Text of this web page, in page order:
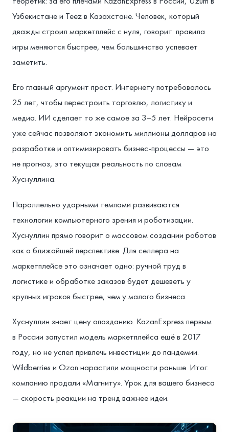
Узбекистане и Teez в Казахстане. Человек, который
дважды строил маркетплейс с нуля, говорит: правила
игры меняются быстрее, чем большинство успевает
заметить.
Его главный аргумент прост. Интернету потребовалось
25 лет, чтобы перестроить торговлю, логистику и
медиа. ИИ сделает то же самое за 3–5 лет. Нейросети
уже сейчас позволяют экономить миллионы долларов на
разработке и оптимизировать бизнес-процессы — это
не прогноз, это текущая реальность по словам
Хуснуллина.
Параллельно ударными темпами развиваются
технологии компьютерного зрения и роботизации.
Хуснуллин прямо говорит о массовом создании роботов
как о ближайшей перспективе. Для селлера на
маркетплейсе это означает одно: ручной труд в
логистике и обработке заказов будет дешеветь у
крупных игроков быстрее, чем у малого бизнеса.
Хуснуллин знает цену опозданию. KazanExpress первым
в России запустил модель маркетплейса ещё в 2017
году, но не успел привлечь инвестиции до пандемии.
Wildberries и Ozon нарастили мощности раньше. Итог:
компанию продали «Магниту». Урок для вашего бизнеса
— скорость реакции на тренд важнее идеи.